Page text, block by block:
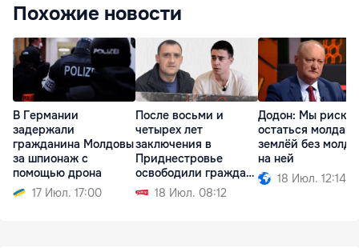
Похожие новости
В Германии
задержали
гражданина Молдовы
за шпионаж с
помощью дрона
17 Июл. 17:00
После восьми и
четырех лет
заключения в
Приднестровье
освободили граждан
Молдовы
18 Июл. 08:12
Додон: Мы
остаться
землёй без
на ней
18 Июл. 12:14